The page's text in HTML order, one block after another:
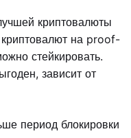
криптовалюты
на proof-
стейкировать.
зависит от
период блокировки